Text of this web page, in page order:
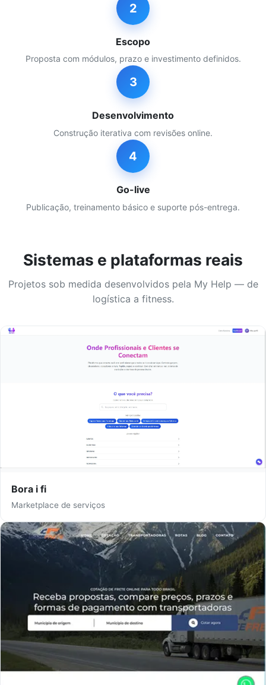
2
Escopo
Proposta com módulos, prazo e investimento definidos.
3
Desenvolvimento
Construção iterativa com revisões online.
4
Go-live
Publicação, treinamento básico e suporte pós-entrega.
Sistemas e plataformas reais
Projetos sob medida desenvolvidos pela My Help — de
logística a fitness.
Bora i fi
Marketplace de serviços